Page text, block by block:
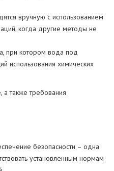
вручную с использованием
когда другие методы не
при котором вода под
использования химических
а также требования
безопасности – одна
установленным нормам